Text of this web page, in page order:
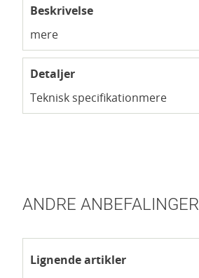
Beskrivelse
mere
Detaljer
Teknisk specifikationmere
ANDRE ANBEFALINGER
Lignende artikler